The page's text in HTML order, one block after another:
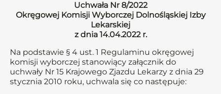
Uchwała Nr 8/2022
Okręgowej Komisji Wyborczej Dolnośląskiej Izby
Lekarskiej
z dnia 14.04.2022 r.
Na podstawie § 4 ust. 1 Regulaminu okręgowej
komisji wyborczej stanowiący załącznik do
uchwały Nr 15 Krajowego Zjazdu Lekarzy z dnia 29
stycznia 2010 roku, uchwala się co następuje: